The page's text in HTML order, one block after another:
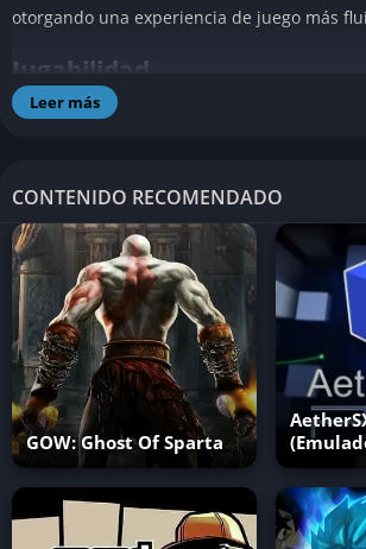
otorgando una experiencia de juego más
Jugabilidad
FIFA 16 ha logrado solucionar la sensación
relevancia de los regates y ha añadido
movimientos a los jugadores. También se ha
inteligencia artificial, que cubre los espacios
defensivas. Los porteros también han sido
aún pueden cometer errores en algunos
Leer más
CONTENIDO RECOMENDADO
GOW: Ghost Of Sparta